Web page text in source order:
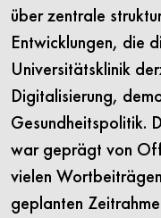
über zentrale
Entwicklungen, die
Universitätsklinik
Digitalisierung,
Gesundheitspolitik.
war geprägt von
vielen
geplanten